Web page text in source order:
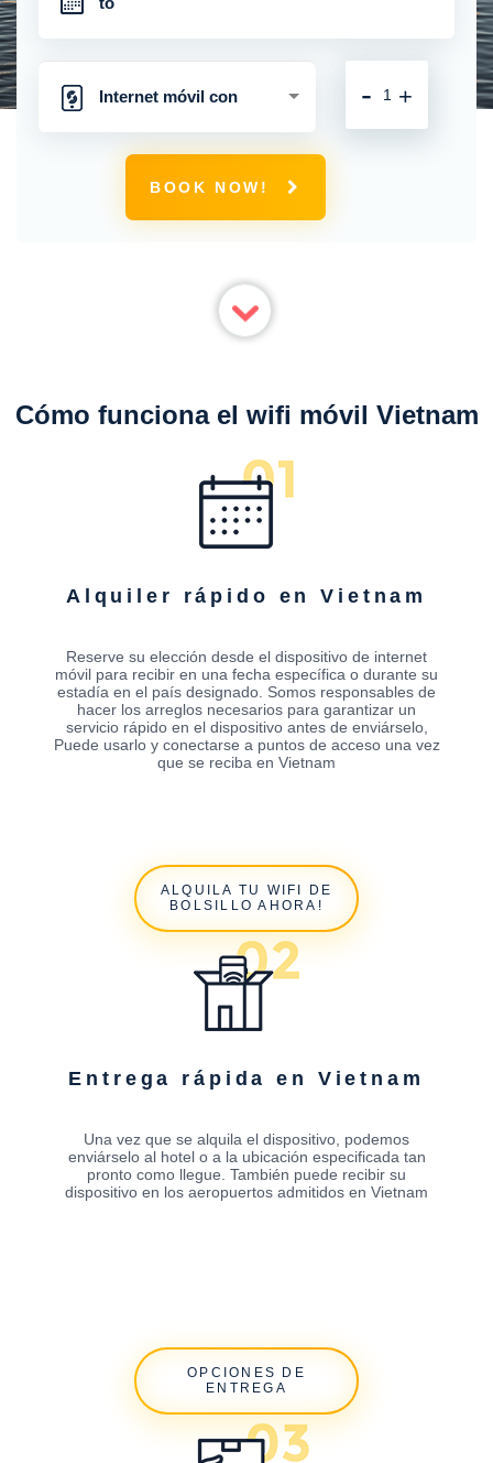
Internet móvil con
conexión 4G ilimitada
+
-
BOOK NOW!
Cómo funciona el wifi móvil Vietnam
Alquiler rápido en Vietnam
Reserve su elección desde el dispositivo de internet
móvil para recibir en una fecha específica o durante su
estadía en el país designado. Somos responsables de
hacer los arreglos necesarios para garantizar un
servicio rápido en el dispositivo antes de enviárselo,
Puede usarlo y conectarse a puntos de acceso una vez
que se reciba en Vietnam
ALQUILA TU WIFI DE
BOLSILLO AHORA!
Entrega rápida en Vietnam
Una vez que se alquila el dispositivo, podemos
enviárselo al hotel o a la ubicación especificada tan
pronto como llegue. También puede recibir su
dispositivo en los aeropuertos admitidos en Vietnam
OPCIONES DE
ENTREGA